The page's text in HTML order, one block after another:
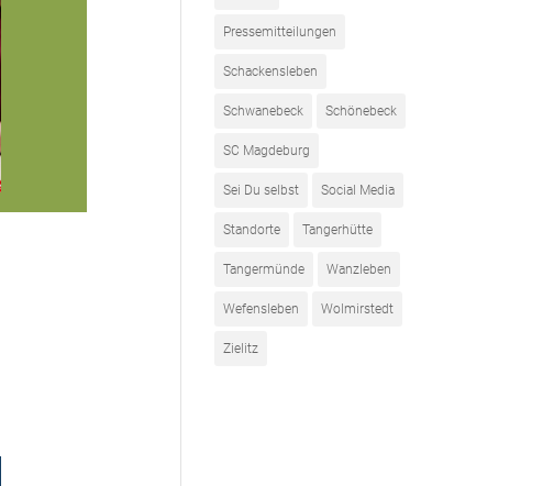
Pressemitteilungen
Schackensleben
Schwanebeck Schönebeck
SC Magdeburg
Sei Du selbst Social Media
Standorte Tangerhütte
Tangermünde Wanzleben
Wefensleben Wolmirstedt
Zielitz